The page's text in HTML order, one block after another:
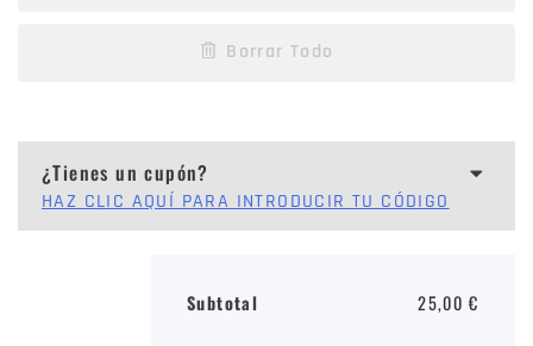
Borrar Todo
¿Tienes un cupón?
HAZ CLIC AQUÍ PARA INTRODUCIR TU CÓDIGO
Subtotal 25,00 €